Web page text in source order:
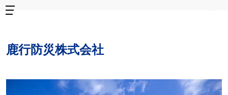
鹿行防災株式会社